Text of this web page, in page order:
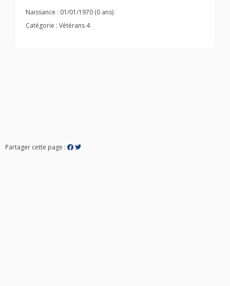
Naissance : 01/01/1970 (0 ans)
Catégorie : Vétérans 4
Partager cette page :